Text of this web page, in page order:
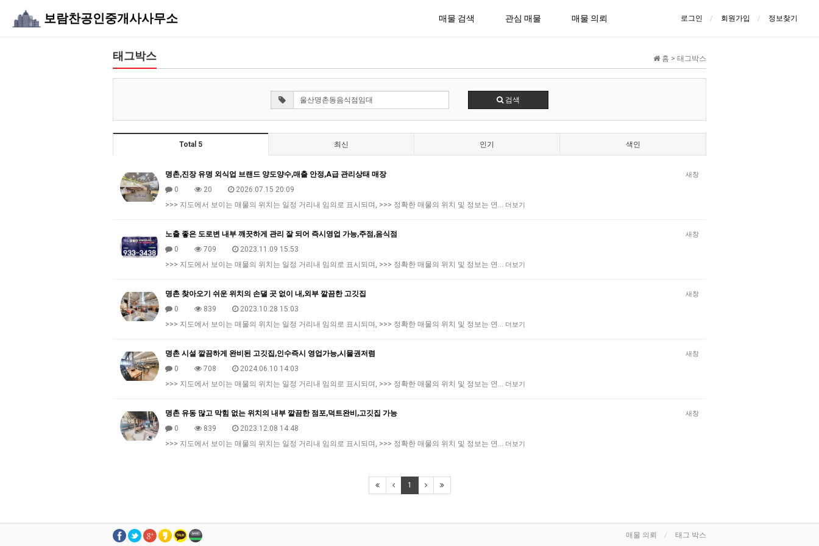
보람찬공인중개사사무소 로그인 회원가입 정보찾기
매물 검색 관심 매물 매물 의뢰
홈 > 태그박스
태그박스
검색
Total 5 최신 인기 색인
새창
명촌,진장 유명 외식업 브랜드 양도양수,매출 안정,A급 관리상태 매장
0
20
2026.07.15 20:09
>>> 지도에서 보이는 매물의 위치는 일정 거리내 임의로 표시되며, >>> 정확한 매물의 위치 및 정보는 연… 더보기
새창
노출 좋은 도로변 내부 깨끗하게 관리 잘 되어 즉시영업 가능,주점,음식점
0
709
2023.11.09 15:53
>>> 지도에서 보이는 매물의 위치는 일정 거리내 임의로 표시되며, >>> 정확한 매물의 위치 및 정보는 연… 더보기
새창
명촌 찾아오기 쉬운 위치의 손댈 곳 없이 내,외부 깔끔한 고깃집
0
839
2023.10.28 15:03
>>> 지도에서 보이는 매물의 위치는 일정 거리내 임의로 표시되며, >>> 정확한 매물의 위치 및 정보는 연… 더보기
새창
명촌 시설 깔끔하게 완비된 고깃집,인수즉시 영업가능,시물권저렴
0
708
2024.06.10 14:03
>>> 지도에서 보이는 매물의 위치는 일정 거리내 임의로 표시되며, >>> 정확한 매물의 위치 및 정보는 연… 더보기
새창
명촌 유동 많고 막힘 없는 위치의 내부 깔끔한 점포,덕트완비,고깃집 가능
0
839
2023.12.08 14:48
>>> 지도에서 보이는 매물의 위치는 일정 거리내 임의로 표시되며, >>> 정확한 매물의 위치 및 정보는 연… 더보기
1
매물 의뢰 태그 박스